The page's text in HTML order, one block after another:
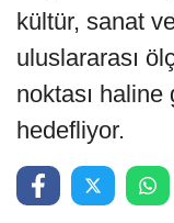
kültür, sanat
uluslararası
noktası haline
hedefliyor.